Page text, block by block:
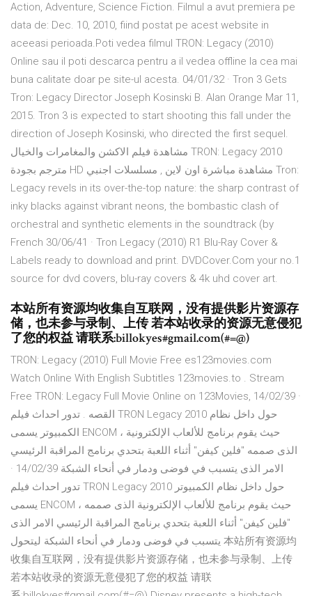
Action, Adventure, Science Fiction. Filmul a avut premiera pe
data de: Dec. 10, 2010, fiind postat pe acest website in
aceeasi perioada.Poti vedea filmul TRON: Legacy (2010)
Online sau il poti descarca pentru a il vedea offline la cea mai
buna calitate doar pe site-ul acesta. 04/01/32 · Tron 3 Gets
Tron: Legacy Director Joseph Kosinski B. Alan Orange Mar 11,
2015. Tron 3 is expected to start shooting this fall under the
direction of Joseph Kosinski, who directed the first sequel.
مشاهدة فيلم الاكشن والمغامرات والخيال TRON: Legacy 2010
مترجم بجودة HD مشاهدة مباشرة اون لاين , مسلسلات اجنبي Tron:
Legacy revels in its over-the-top nature: the sharp contrast of
inky blacks against vibrant neons, the bombastic clash of
orchestral and synthetic elements in the soundtrack (by
French 30/06/41 · Tron Legacy (2010) R1 Blu-Ray Cover &
Labels ready to download and print. DVDCover.Com your no.1
source for dvd covers, blu-ray covers & 4k uhd cover art.
本站所有资源均收集自互联网，没有提供影片资源存
储，也未参与录制、上传 若本站收录的资源无意侵犯
了您的权益 请联系:billokyes#gmail.com(#=@)
TRON: Legacy (2010) Full Movie Free es123movies.com
Watch Online With English Subtitles 123movies.to . Stream
Free TRON: Legacy Full Movie Online on 123Movies, 14/02/39 ·
القصه . تدور احداث فيلم TRON Legacy 2010 حول داخل نظام
الكمبيوتر يسمى ENCOM ، حيث يقوم برنامج للألعاب الإلكترونية
الذى صممه "فلين كيفن" أثناء اللعبة بتحدي برنامج المراقبة الرئيسي
الامر الذى يتسبب في فوضى ودمار في أنحاء الشبكة 14/02/39 ·
تدور احداث فيلم TRON Legacy 2010 حول داخل نظام الكمبيوتر
يسمى ENCOM ، حيث يقوم برنامج للألعاب الإلكترونية الذى صممه
"فلين كيفن" أثناء اللعبة بتحدي برنامج المراقبة الرئيسي الامر الذى
يتسبب في فوضى ودمار في أنحاء الشبكة ليتحول 本站所有资源均
收集自互联网，没有提供影片资源存储，也未参与录制、上传
若本站收录的资源无意侵犯了您的权益 请联